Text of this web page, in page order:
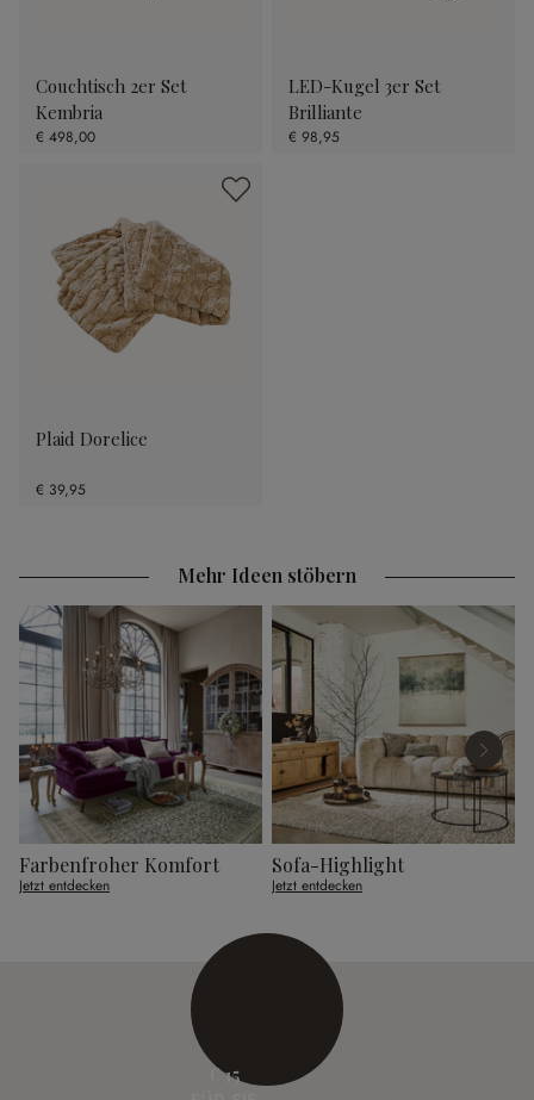
Couchtisch 2er Set
Kembria
€ 498,00
LED-Kugel 3er Set
Brilliante
€ 98,95
Plaid Dorelice
€ 39,95
Mehr Ideen stöbern
Farbenfroher Komfort
Jetzt entdecken
Sofa-Highlight
Jetzt entdecken
€ 15